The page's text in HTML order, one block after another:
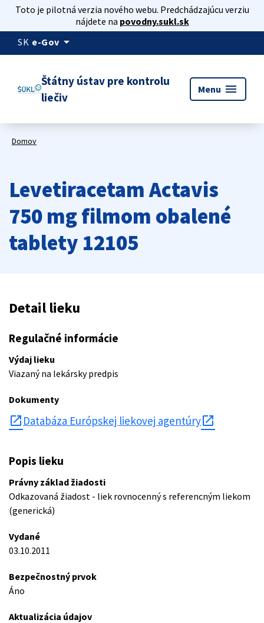
Toto je pilotná verzia nového webu. Predchádzajúcu verziu
nájdete na povodny.sukl.sk
SK e-Gov arrow_drop_down
Štátny ústav pre kontrolu
liečiv
Menu menu
Domov
Levetiracetam Actavis
750 mg filmom obalené
tablety 12105
Detail lieku
Regulačné informácie
Výdaj lieku
Viazaný na lekársky predpis
Dokumenty
open_in_new Databáza Európskej liekovej agentúry
Popis lieku
Právny základ žiadosti
Odkazovaná žiadost - liek rovnocenný s referencným liekom
(generická)
Vydané
03.10.2011
Bezpečnostný prvok
Áno
Aktualizácia údajov